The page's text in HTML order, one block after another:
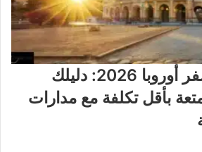
أفضل بكجات سفر أوروبا 2026: دليلك
بأقل تكلفة مع مدارات